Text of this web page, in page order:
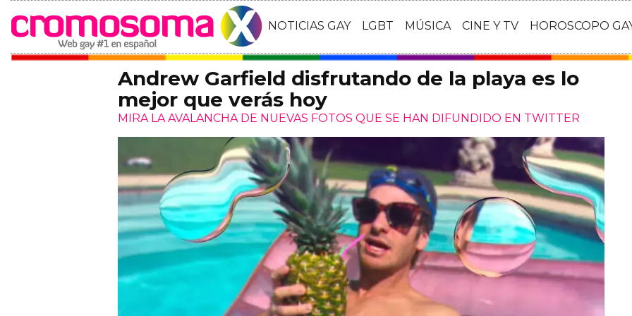
NOTICIAS GAY LGBT MÚSICA CINE Y TV HOROSCOPO
Andrew Garfield disfrutando de la playa es lo
mejor que verás hoy
MIRA LA AVALANCHA DE NUEVAS FOTOS QUE SE HAN DIFUNDIDO EN TWITTER